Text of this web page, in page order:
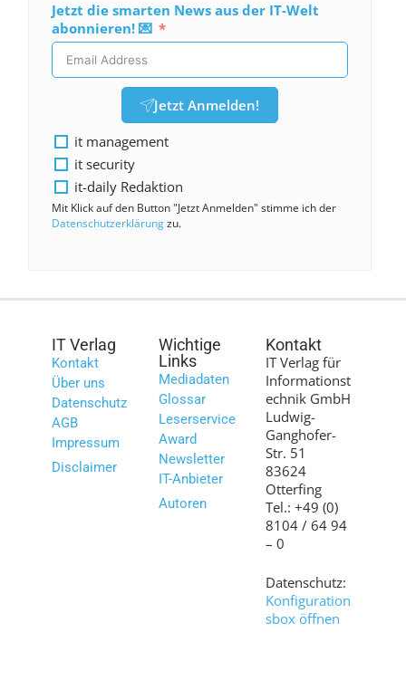
Jetzt die smarten News aus der IT-Welt
abonnieren! 💌
Jetzt Anmelden!
it management
it security
it-daily Redaktion
Mit Klick auf den Button "Jetzt Anmelden" stimme ich der
Datenschutzerklärungzu.
IT Verlag
Kontakt
Über uns
Datenschutz
AGB
Impressum
Disclaimer
Wichtige
Links
Mediadaten
Glossar
Leserservice
Award
Newsletter
IT-Anbieter
Autoren
Kontakt
IT Verlag für
Informationst
echnik GmbH
Ludwig-
Ganghofer-
Str. 51
83624
Otterfing
Tel.: +49 (0)
8104 / 64 94
– 0
Datenschutz:
Konfiguration
sbox öffnen